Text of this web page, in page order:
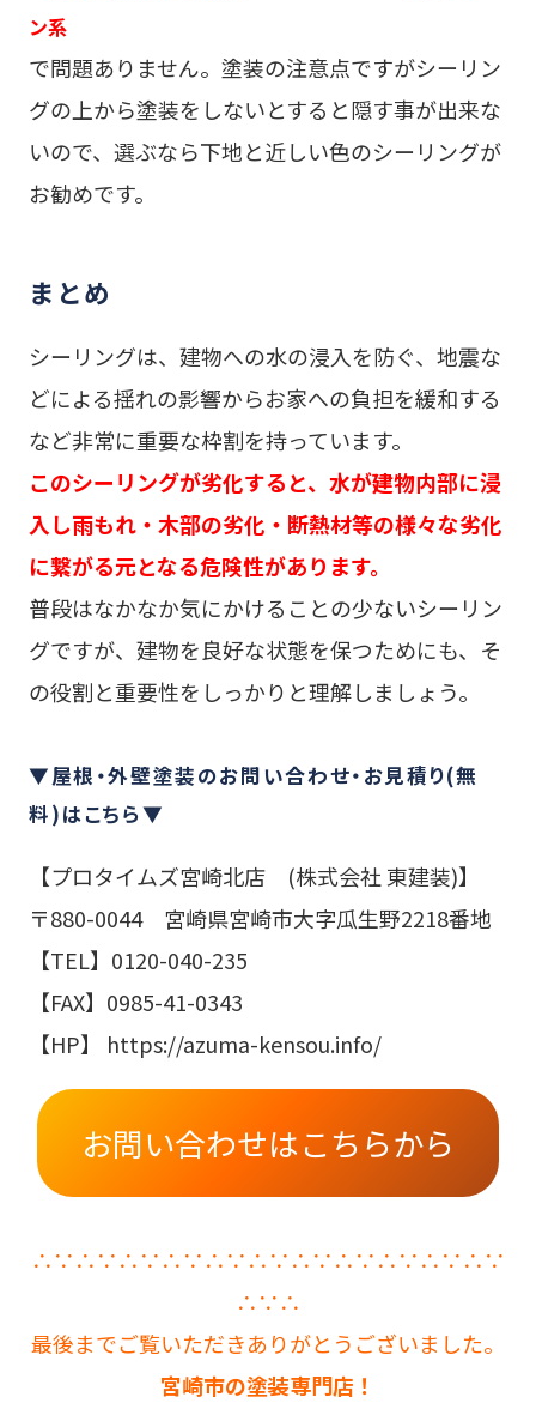
ン系
で問題ありません。塗装の注意点ですがシーリン
グの上から塗装をしないとすると隠す事が出来な
いので、選ぶなら下地と近しい色のシーリングが
お勧めです。
まとめ
シーリングは、建物への水の浸入を防ぐ、地震な
どによる揺れの影響からお家への負担を緩和する
など非常に重要な枠割を持っています。
このシーリングが劣化すると、水が建物内部に浸
入し雨もれ・木部の劣化・断熱材等の様々な劣化
に繋がる元となる危険性があります。
普段はなかなか気にかけることの少ないシーリン
グですが、建物を良好な状態を保つためにも、そ
の役割と重要性をしっかりと理解しましょう。
▼屋根・外壁塗装のお問い合わせ・お見積り(無
料)はこちら▼
【プロタイムズ宮崎北店 (株式会社 東建装)】
〒880-0044 宮崎県宮崎市大字瓜生野2218番地
【TEL】0120-040-235
【FAX】0985-41-0343
【HP】 https://azuma-kensou.info/
お問い合わせはこちらから
∴∵∴∵∴∵∴∵∴∵∴∵∴∵∴∵∴∵∴∵∴∵
∴∵∴
最後までご覧いただきありがとうございました。
宮崎市の塗装専門店！